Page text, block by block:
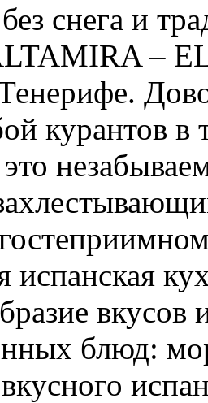
снега и
–
курантов
испанская
блюд: